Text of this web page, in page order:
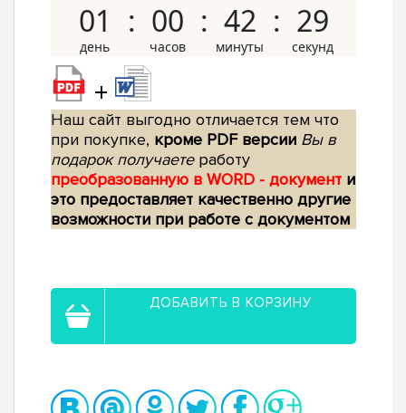
01 00 42 28
+
Наш сайт выгодно отличается тем что
при покупке, кроме PDF версии Вы в
подарок получаетеработу
преобразованную в WORD - документ и
это предоставляет качественно другие
возможности при работе с документом
ДОБАВИТЬ В КОРЗИНУ